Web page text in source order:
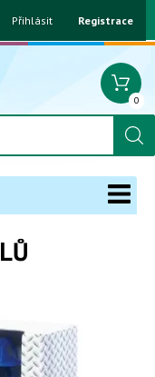
Přihlásit Registrace
0